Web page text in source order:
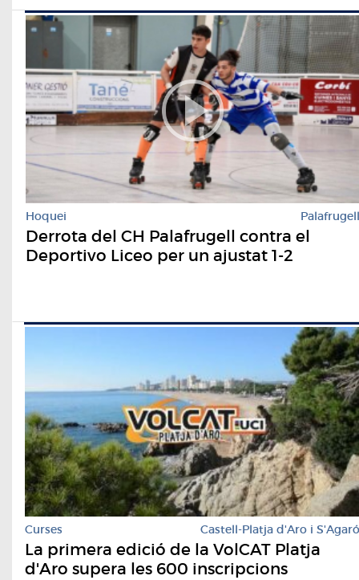
Hoquei Palafrugell
Derrota del CH Palafrugell contra el
Deportivo Liceo per un ajustat 1-2
Curses Castell-Platja d'Aro i S'Agaró
La primera edició de la VolCAT Platja
d'Aro supera les 600 inscripcions